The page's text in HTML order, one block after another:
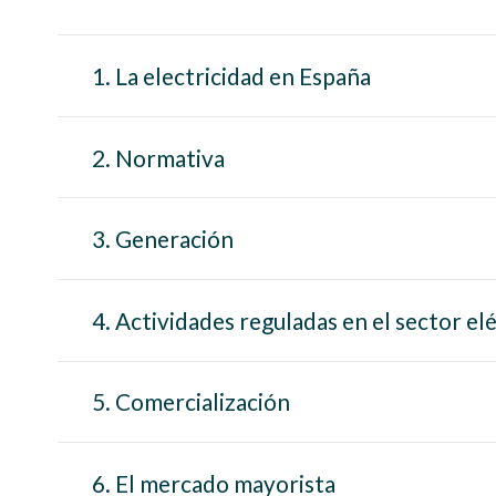
1. La electricidad en España
2. Normativa
3. Generación
4. Actividades reguladas en el sector
5. Comercialización
6. El mercado mayorista